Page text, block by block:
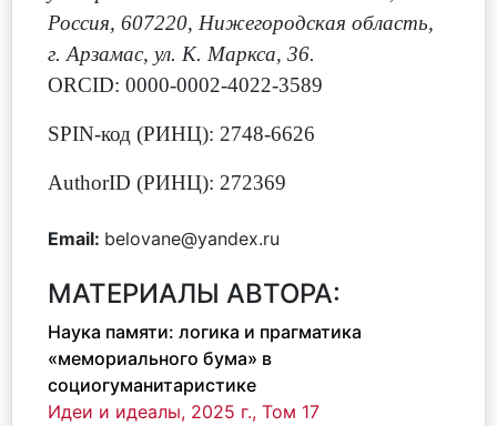
Россия, 607220, Нижегородская область,
г. Арзамас, ул. К. Маркса, 36.
ORCID: 0000-0002-4022-3589
SPIN-код (РИНЦ): 2748-6626
AuthorID (РИНЦ): 272369
Email: belovane@yandex.ru
МАТЕРИАЛЫ АВТОРА:
Наука памяти: логика и прагматика
«мемориального бума» в
социогуманитаристике
Идеи и идеалы, 2025 г., Том 17